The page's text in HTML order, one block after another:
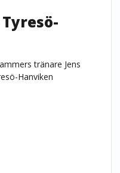
tränare Jens
Hanviken